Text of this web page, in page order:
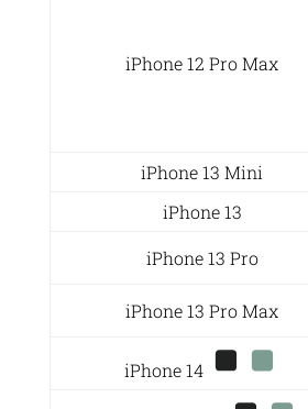
iPhone 12 Pro Max
iPhone 13 Mini
iPhone 13
iPhone 13 Pro
iPhone 13 Pro Max
iPhone 14